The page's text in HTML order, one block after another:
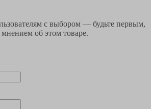
с выбором — будьте первым,
об этом товаре.